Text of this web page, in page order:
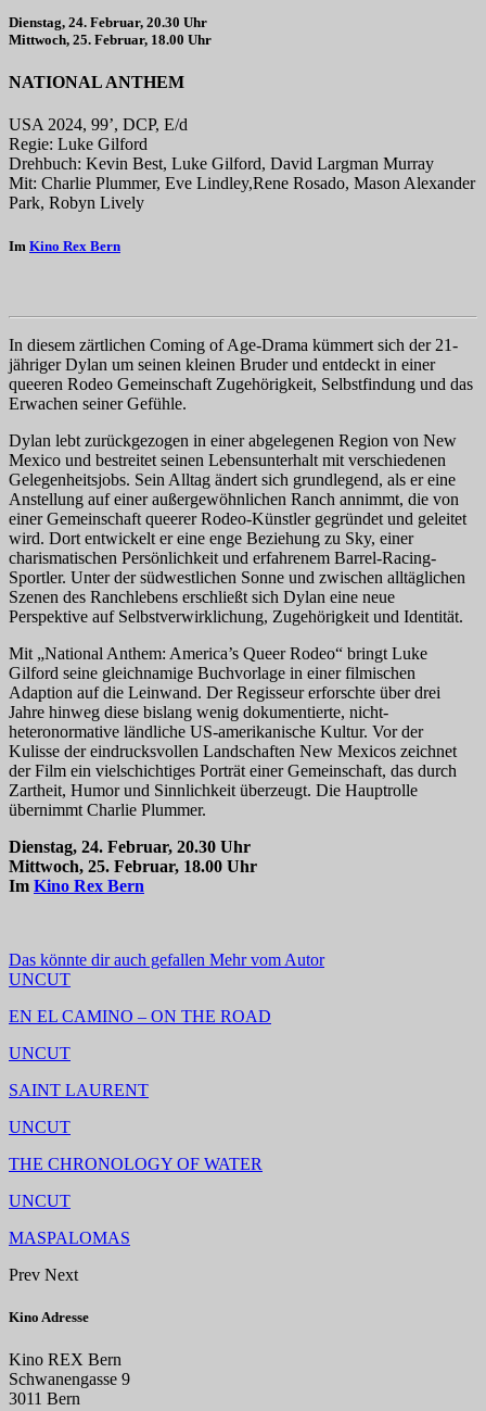
Dienstag, 24. Februar, 20.30 Uhr
Mittwoch, 25. Februar, 18.00 Uhr
NATIONAL ANTHEM
USA 2024, 99’, DCP, E/d
Regie: Luke Gilford
Drehbuch: Kevin Best, Luke Gilford, David Largman Murray
Mit: Charlie Plummer, Eve Lindley,Rene Rosado, Mason Alexander
Park, Robyn Lively
Im Kino Rex Bern
In diesem zärtlichen Coming of Age-Drama kümmert sich der 21-
jähriger Dylan um seinen kleinen Bruder und entdeckt in einer
queeren Rodeo Gemeinschaft Zugehörigkeit, Selbstfindung und das
Erwachen seiner Gefühle.
Dylan lebt zurückgezogen in einer abgelegenen Region von New
Mexico und bestreitet seinen Lebensunterhalt mit verschiedenen
Gelegenheitsjobs. Sein Alltag ändert sich grundlegend, als er eine
Anstellung auf einer außergewöhnlichen Ranch annimmt, die von
einer Gemeinschaft queerer Rodeo-Künstler gegründet und geleitet
wird. Dort entwickelt er eine enge Beziehung zu Sky, einer
charismatischen Persönlichkeit und erfahrenem Barrel-Racing-
Sportler. Unter der südwestlichen Sonne und zwischen alltäglichen
Szenen des Ranchlebens erschließt sich Dylan eine neue
Perspektive auf Selbstverwirklichung, Zugehörigkeit und Identität.
Mit „National Anthem: America’s Queer Rodeo“ bringt Luke
Gilford seine gleichnamige Buchvorlage in einer filmischen
Adaption auf die Leinwand. Der Regisseur erforschte über drei
Jahre hinweg diese bislang wenig dokumentierte, nicht-
heteronormative ländliche US-amerikanische Kultur. Vor der
Kulisse der eindrucksvollen Landschaften New Mexicos zeichnet
der Film ein vielschichtiges Porträt einer Gemeinschaft, das durch
Zartheit, Humor und Sinnlichkeit überzeugt. Die Hauptrolle
übernimmt Charlie Plummer.
Dienstag, 24. Februar, 20.30 Uhr
Mittwoch, 25. Februar, 18.00 Uhr
Im Kino Rex Bern
Das könnte dir auch gefallen Mehr vom Autor
UNCUT
EN EL CAMINO – ON THE ROAD
UNCUT
SAINT LAURENT
UNCUT
THE CHRONOLOGY OF WATER
UNCUT
MASPALOMAS
Prev Next
Kino Adresse
Kino REX Bern
Schwanengasse 9
3011 Bern